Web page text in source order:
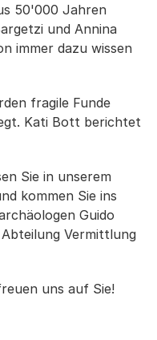
50'000 Jahren
und Annina
immer dazu wissen
fragile Funde
Kati Bott berichtet
Sie in unserem
kommen Sie ins
Guido
Vermittlung
uns auf Sie!